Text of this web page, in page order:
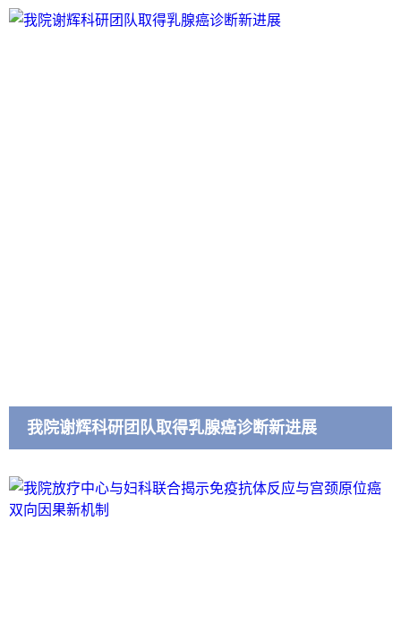
我院谢辉科研团队取得乳腺癌诊断新进展